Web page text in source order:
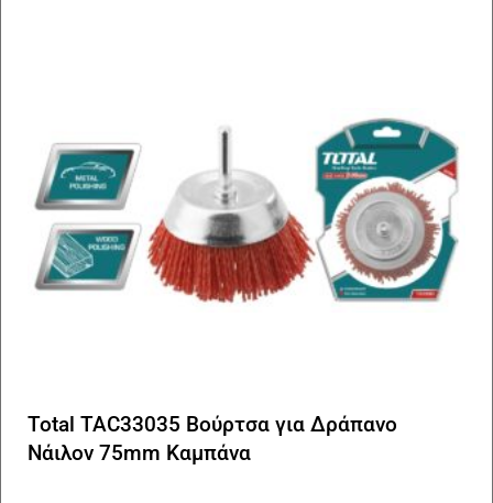
Total TAC33035 Βούρτσα για Δράπανο
Νάιλον 75mm Καμπάνα